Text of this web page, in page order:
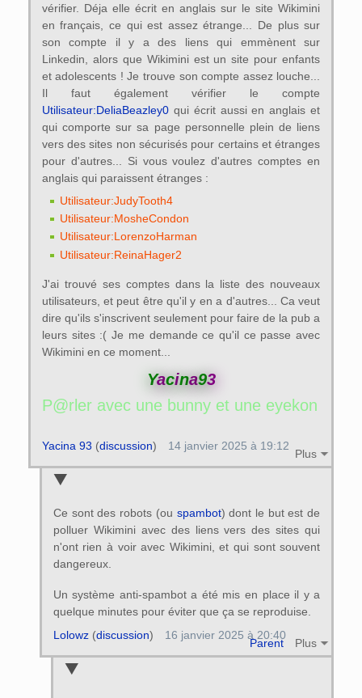
vérifier. Déja elle écrit en anglais sur le site Wikimini
en français, ce qui est assez étrange... De plus sur
son compte il y a des liens qui emmènent sur
Linkedin, alors que Wikimini est un site pour enfants
et adolescents ! Je trouve son compte assez louche...
Il faut également vérifier le compte
Utilisateur:DeliaBeazley0qui écrit aussi en anglais et
qui comporte sur sa page personnelle plein de liens
vers des sites non sécurisés pour certains et étranges
pour d'autres... Si vous voulez d'autres comptes en
anglais qui paraissent étranges :
Utilisateur:JudyTooth4
Utilisateur:MosheCondon
Utilisateur:LorenzoHarman
Utilisateur:ReinaHager2
J'ai trouvé ses comptes dans la liste des nouveaux
utilisateurs, et peut être qu'il y en a d'autres... Ca veut
dire qu'ils s'inscrivent seulement pour faire de la pub a
leurs sites :( Je me demande ce qu'il ce passe avec
Wikimini en ce moment...
Yacina93
P@rler avec une bunny et une eyekon ? -
Plus
Yacina 93 (discussion) 14 janvier 2025 à 19:12
Ce sont des robots (ou spambot) dont le but est de
polluer Wikimini avec des liens vers des sites qui
n'ont rien à voir avec Wikimini, et qui sont souvent
dangereux.
Un système anti-spambot a été mis en place il y a
quelque minutes pour éviter que ça se reproduise.
Parent Plus
Lolowz(discussion) 16 janvier 2025 à 20:40